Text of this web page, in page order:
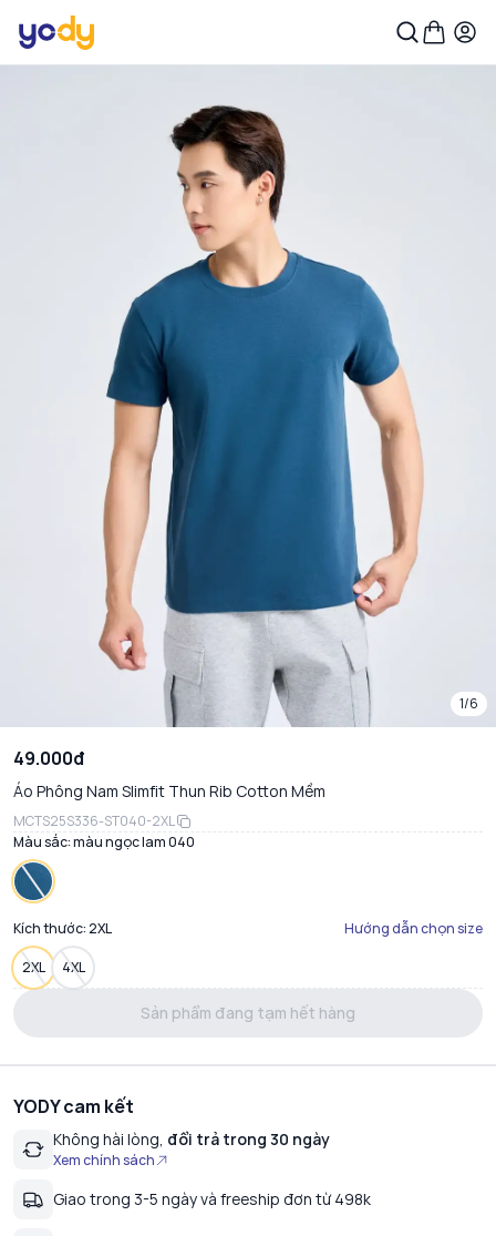
1/6
49.000đ
Áo Phông Nam Slimfit Thun Rib Cotton Mềm
MCTS25S336-ST040-2XL
Màu sắc:màu ngọc lam 040
Kích thước:2XL Hướng dẫn chọn size
2XL 4XL
Sản phẩm đang tạm hết hàng
YODY cam kết
Không hài lòng, đổi trả trong 30 ngày
Xem chính sách
Giao trong 3-5 ngày và freeship đơn từ 498k